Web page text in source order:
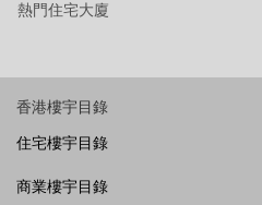
熱門住宅大廈
香港樓宇目錄
住宅樓宇目錄
商業樓宇目錄